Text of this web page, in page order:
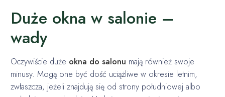
Duże okna w salonie –
wady
Oczywiście duże okna do salonu mają również swoje
minusy. Mogą one być dość uciążliwe w okresie letnim,
zwłaszcza, jeżeli znajdują się od strony południowej albo